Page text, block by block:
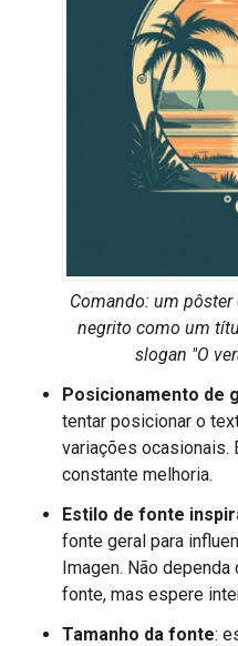
Comando: um
negrito como um
slogan "O
Posicionamento de
tentar posicionar o
variações ocasionais.
constante melhoria.
Estilo de fonte
fonte geral para
Imagen. Não
fonte, mas espere
Tamanho da fonte: